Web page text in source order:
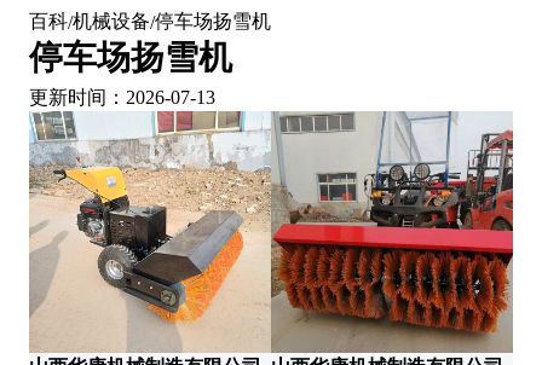
百科/机械设备/停车场扬雪机
停车场扬雪机
更新时间：2026-07-13